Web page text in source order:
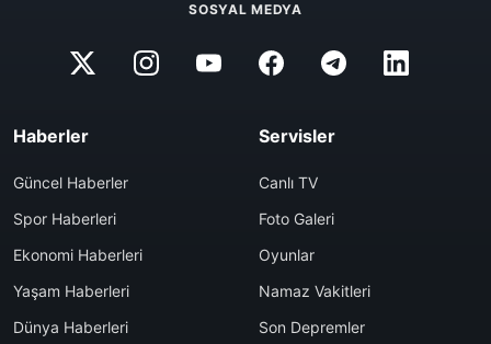
SOSYAL MEDYA
Haberler
Güncel Haberler
Spor Haberleri
Ekonomi Haberleri
Yaşam Haberleri
Dünya Haberleri
Servisler
Canlı TV
Foto Galeri
Oyunlar
Namaz Vakitleri
Son Depremler